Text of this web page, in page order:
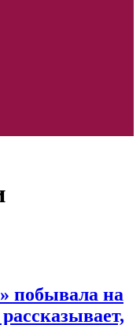
побывала на